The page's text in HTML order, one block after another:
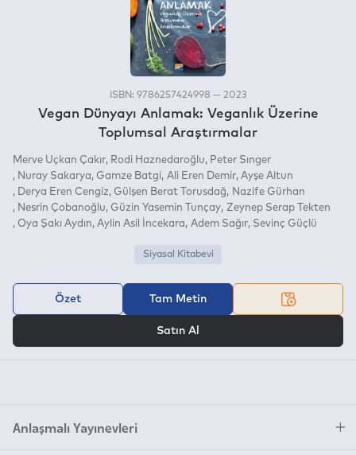
ISBN: 9786257424998 — 2023
Vegan Dünyayı Anlamak: Veganlık Üzerine
Toplumsal Araştırmalar
Merve Uçkan Çakır Rodi Haznedaroğlu
Peter Sınger
Nuray Sakarya
Gamze Batgi Ali Eren Demir Ayşe Altun
Derya Eren Cengiz
Gülşen Berat Torusdağ
Nazife Gürhan
Nesrin Çobanoğlu
Güzin Yasemin Tunçay Zeynep Serap Tekten
Oya Şakı Aydın Aylin Asil İncekara Adem Sağır Sevinç Güçlü
Siyasal Kitabevi
Özet Tam Metin
Satın Al
Anlaşmalı Yayınevleri